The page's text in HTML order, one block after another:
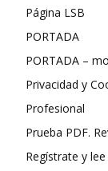
Página LSB
PORTADA
PORTADA –
Privacidad y
Profesional
Prueba PDF.
Regístrate y